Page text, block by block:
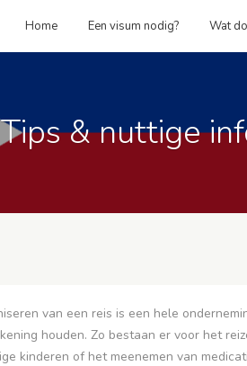
Home Een visum nodig? Wat
Tips & nuttige
van een reis is een hele
houden. Zo bestaan er voor het
kinderen of het meenemen van